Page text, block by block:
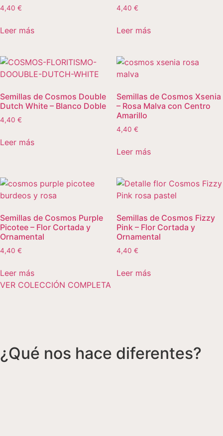
4,40 €
Leer más
4,40 €
Leer más
Semillas de Cosmos Double
Dutch White – Blanco Doble
4,40 €
Leer más
Semillas de Cosmos Xsenia
– Rosa Malva con Centro
Amarillo
4,40 €
Leer más
Semillas de Cosmos Purple
Picotee – Flor Cortada y
Ornamental
4,40 €
Leer más
Semillas de Cosmos Fizzy
Pink – Flor Cortada y
Ornamental
4,40 €
Leer más
VER COLECCIÓN COMPLETA
¿Qué nos hace diferentes?